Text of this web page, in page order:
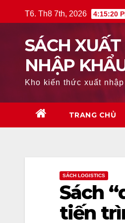
to
T6. Th8 7th, 2026 4:15:21
SÁCH XUẤT
NHẬP
Kho kiến thức xuất nhập
TRANG CHỦ
SÁCH LOGISTICS
Sách
tiến